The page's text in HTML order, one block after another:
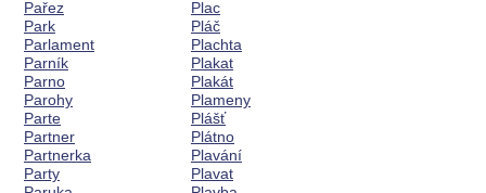
Pařez
Park
Parlament
Parník
Parno
Parohy
Parte
Partner
Partnerka
Party
Plac
Pláč
Plachta
Plakat
Plakát
Plameny
Plášť
Plátno
Plavání
Plavat